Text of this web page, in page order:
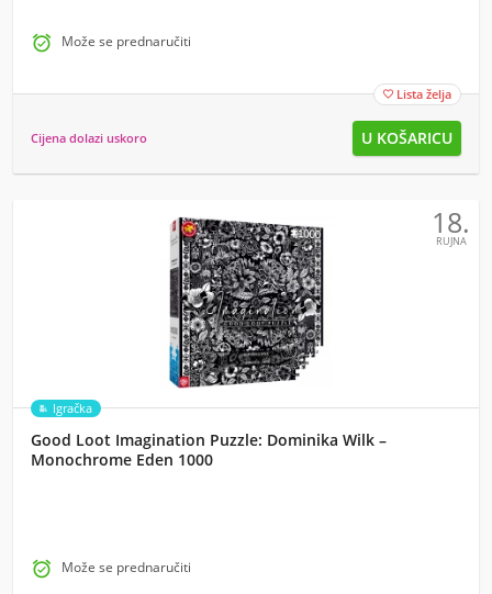
 Može se prednaručiti
 Lista želja
Cijena dolazi uskoro
18.
RUJNA
Igračka
Good Loot Imagination Puzzle: Dominika Wilk –
Monochrome Eden 1000
 Može se prednaručiti